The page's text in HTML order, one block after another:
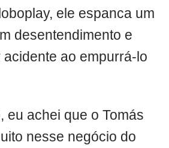
ele espanca um
desentendimento e
acidente ao empurrá-lo
eu achei que o Tomás
nesse negócio do